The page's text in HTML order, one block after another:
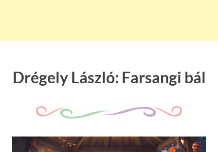
Drégely László: Farsangi bál